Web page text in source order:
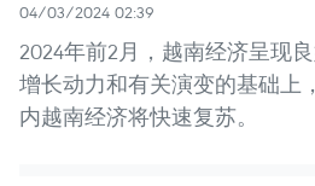
04/03/2024 02:39
2024年前2月，越南经济呈现
增长动力和有关演变的基础上
内越南经济将快速复苏。